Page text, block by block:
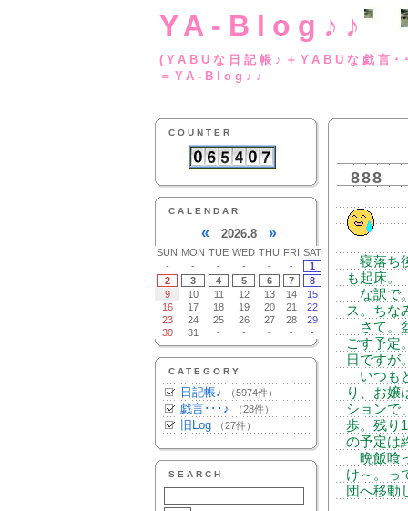
YA-Blog♪♪
(YABUな日記帳♪
＝YA-Blog♪♪
COUNTER
CALENDAR
« 2026.8 »
SUN MON TUE WED THU FRI SAT
-
- - - - -
1
2
3 4 5 6 7
8
9
10 11 12 13 14
15
16
17 18 19 20 21
22
23
24 25 26 27 28
29
30
31 - - - - -
CATEGORY
日記帳♪ （5974件）
戯言･･･♪ （28件）
旧Log （27件）
SEARCH
888
寝落ち
も起床。
な訳で
ス。ちな
さて。
ごす予定
日ですが
いつも
り、お嬢
ションで
歩。残り
の予定は
晩飯喰
け～。っ
団へ移動